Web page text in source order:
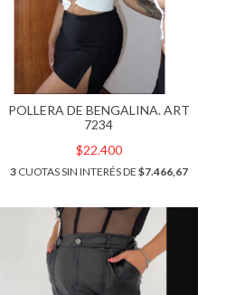
POLLERA DE BENGALINA. ART
7234
$22.400
3CUOTAS SIN INTERÉS DE $7.466,67